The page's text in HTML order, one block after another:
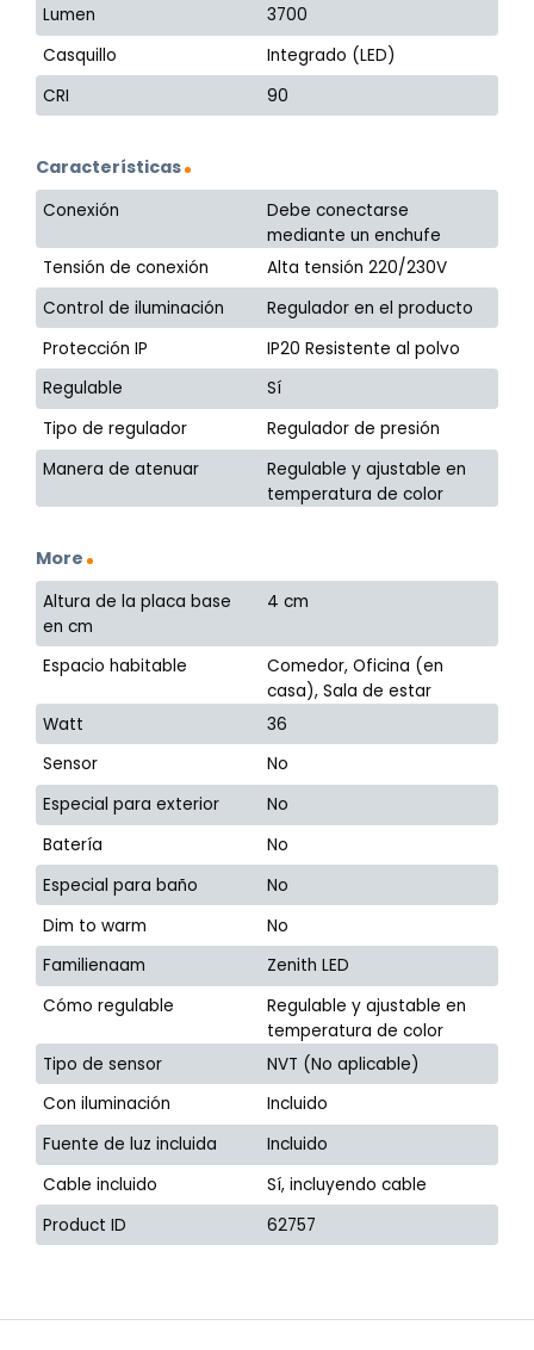
Lumen
3700
Casquillo
Integrado (LED)
CRI
90
Características
Conexión
Debe conectarse
mediante un enchufe
Tensión de conexión
Alta tensión 220/230V
Control de iluminación
Regulador en el producto
Protección IP
IP20 Resistente al polvo
Regulable
Sí
Tipo de regulador
Regulador de presión
Manera de atenuar
Regulable y ajustable en
temperatura de color
More
Altura de la placa base
en cm
4 cm
Espacio habitable
Comedor, Oficina (en
casa), Sala de estar
Watt
36
Sensor
No
Especial para exterior
No
Batería
No
Especial para baño
No
Dim to warm
No
Familienaam
Zenith LED
Cómo regulable
Regulable y ajustable en
temperatura de color
Tipo de sensor
NVT (No aplicable)
Con iluminación
Incluido
Fuente de luz incluida
Incluido
Cable incluido
Sí, incluyendo cable
Product ID
62757